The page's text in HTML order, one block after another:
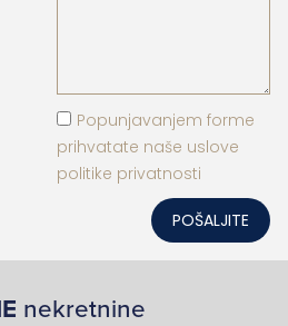
Popunjavanjem forme
prihvatate naše uslove
politike privatnosti
POŠALJITE
nekretnine